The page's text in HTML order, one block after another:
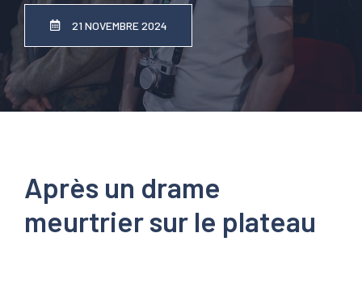
21 NOVEMBRE 2024
Après un drame
meurtrier sur le plateau